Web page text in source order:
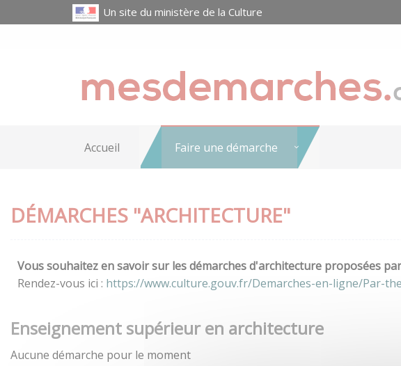
Un site du ministère de la Culture
Accueil Faire une démarche
DÉMARCHES "ARCHITECTURE"
Vous souhaitez en savoir sur les démarches d'architecture proposées
Rendez-vous ici : https://www.culture.gouv.fr/Demarches-en-ligne/Par-
Enseignement supérieur en architecture
Aucune démarche pour le moment